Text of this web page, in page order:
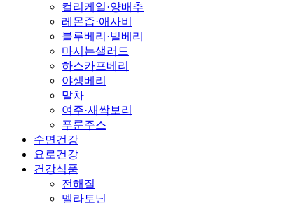
컬리케일·양배추
레몬즙·애사비
블루베리·빌베리
마시는샐러드
하스카프베리
야생베리
말차
여주·새싹보리
푸룬주스
수면건강
요로건강
건강식품
전해질
멜라토닌